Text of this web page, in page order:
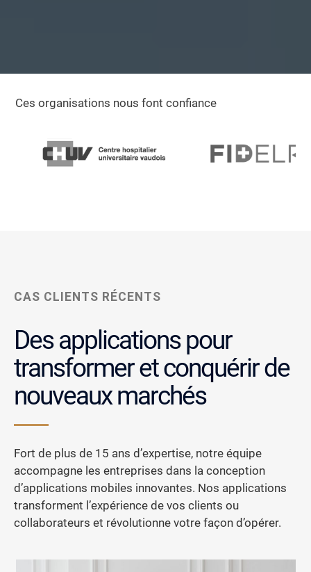
Ces organisations nous font confiance
CAS CLIENTS RÉCENTS
Des applications pour
transformer et conquérir de
nouveaux marchés
Fort de plus de 15 ans d’expertise, notre équipe
accompagne les entreprises dans la conception
d’applications mobiles innovantes. Nos applications
transforment l’expérience de vos clients ou
collaborateurs et révolutionne votre façon d’opérer.